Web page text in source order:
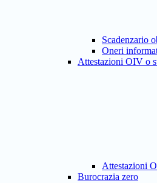
Scadenzario
Oneri
Attestazioni OIV o
Attestazioni
Burocrazia zero